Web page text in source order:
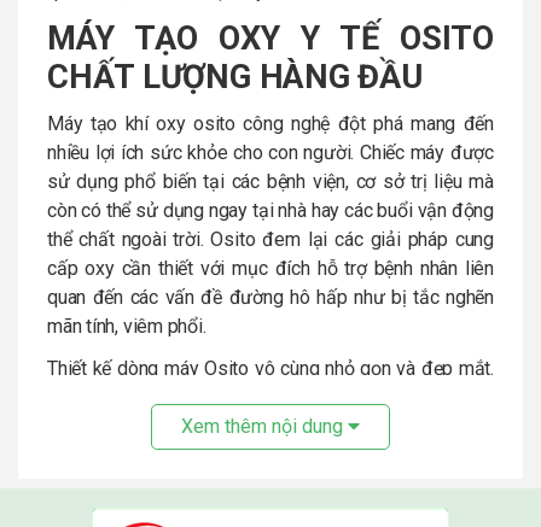
MÁY TẠO OXY Y TẾ OSITO
CHẤT LƯỢNG HÀNG ĐẦU
Máy tạo khí oxy osito công nghệ đột phá mang đến
nhiều lợi ích sức khỏe cho con người. Chiếc máy được
sử dụng phổ biến tại các bệnh viện, cơ sở trị liệu mà
còn có thể sử dụng ngay tại nhà hay các buổi vận động
thể chất ngoài trời. Osito đem lại các giải pháp cung
cấp oxy cần thiết với mục đích hỗ trợ bệnh nhân liên
quan đến các vấn đề đường hô hấp như bị tắc nghẽn
mãn tính, viêm phổi.
Thiết kế dòng máy Osito vô cùng nhỏ gọn và đẹp mắt.
4 bánh xe và tay cầm tiện lợi. Cùng với nhiều ưu điểm
vượt trội về kiểu dáng, mẫu mã, tính năng nên sản
phẩm càng được nhiều người tin tưởng và ủng hộ.
Xem thêm nội dung